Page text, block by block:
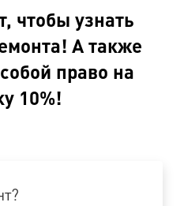
чтобы узнать
А также
право на
10%!